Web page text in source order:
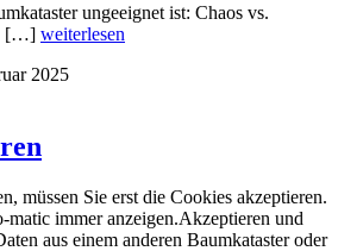
ungeeignet ist: Chaos vs.
[…] weiterlesen
2025
müssen Sie erst die Cookies akzeptieren.
matic immer anzeigen.Akzeptieren und
aus einem anderen Baumkataster oder